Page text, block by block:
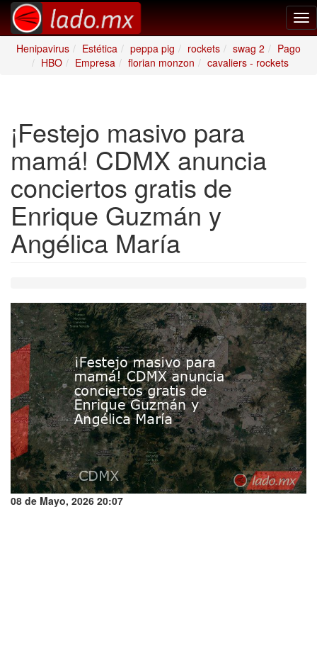
Henipavirus
Estética peppa pig rockets swag 2
Pago
HBO
Empresa florian monzon cavaliers - rockets
¡Festejo masivo para
mamá! CDMX anuncia
conciertos gratis de
Enrique Guzmán y
Angélica María
08 de Mayo, 2026 20:07